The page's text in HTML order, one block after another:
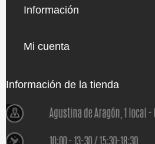
Información
Mi cuenta
Información de la tienda